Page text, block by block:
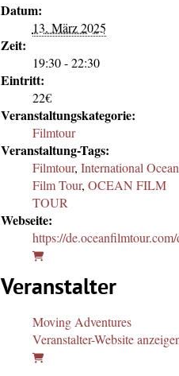
Datum:
13. März 2025
Zeit:
19:30 - 22:30
Eintritt:
22€
Veranstaltungskategorie:
Filmtour
Veranstaltung-Tags:
Filmtour, International Ocean
Film Tour, OCEAN FILM
TOUR
Webseite:
https://de.oceanfilmtour.com/
Veranstalter
Moving Adventures
Veranstalter-Website